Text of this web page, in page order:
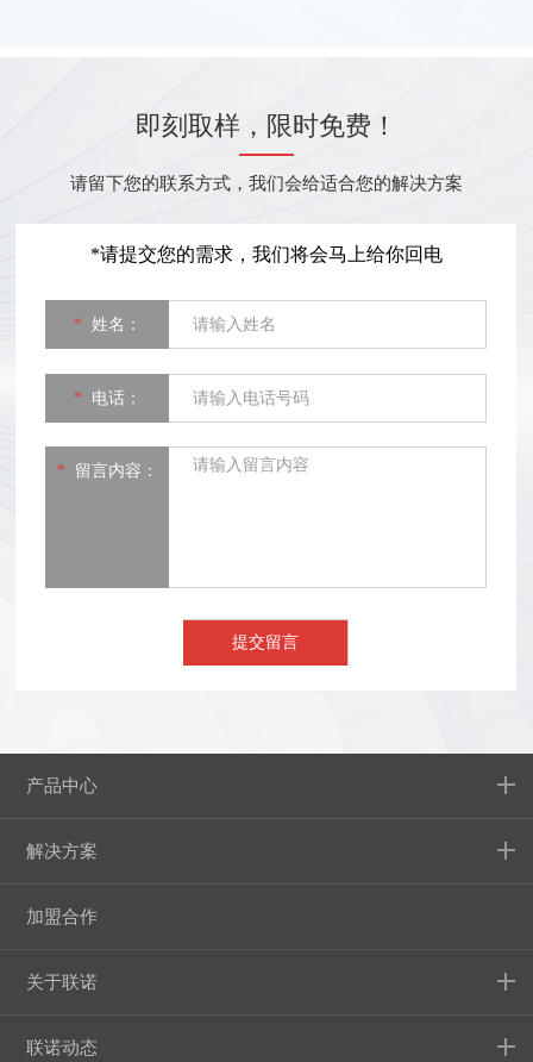
即刻取样，限时免费！
请留下您的联系方式，我们会给适合您的解决方案
*请提交您的需求，我们将会马上给你回电
* 姓名：
* 电话：
* 留言内容：
产品中心
解决方案
加盟合作
关于联诺
联诺动态